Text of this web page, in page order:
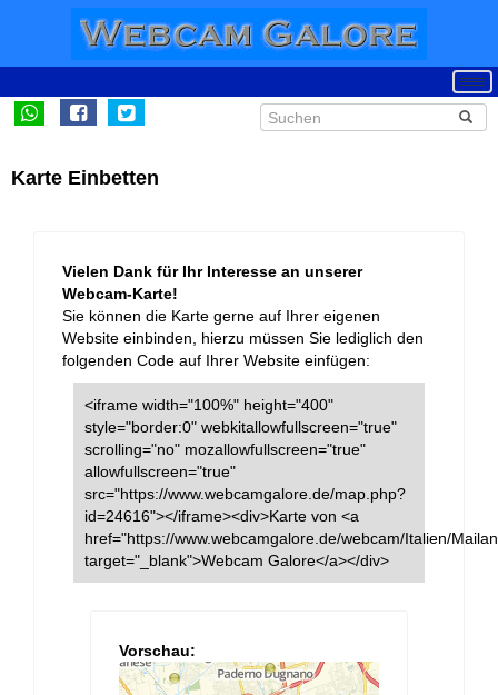
Karte Einbetten
Vielen Dank für Ihr Interesse an unserer
Webcam-Karte!
Sie können die Karte gerne auf Ihrer eigenen
Website einbinden, hierzu müssen Sie lediglich den
folgenden Code auf Ihrer Website einfügen:
<iframe width="100%" height="400"
style="border:0" webkitallowfullscreen="true"
scrolling="no" mozallowfullscreen="true"
allowfullscreen="true"
src="https://www.webcamgalore.de/map.php?
id=24616"></iframe><div>Karte von <a
href="https://www.webcamgalore.de/webcam/Italien/
target="_blank">Webcam Galore</a></div>
Vorschau: